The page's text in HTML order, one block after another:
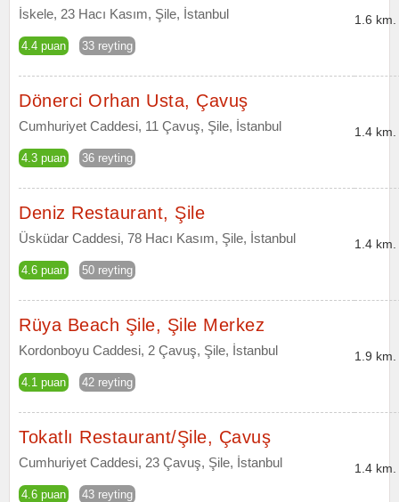
İskele, 23 Hacı Kasım, Şile, İstanbul
4.4 puan 33 reyting
1.6 km.
Dönerci Orhan Usta, Çavuş
Cumhuriyet Caddesi, 11 Çavuş, Şile, İstanbul
4.3 puan 36 reyting
1.4 km.
Deniz Restaurant, Şile
Üsküdar Caddesi, 78 Hacı Kasım, Şile, İstanbul
4.6 puan 50 reyting
1.4 km.
Rüya Beach Şile, Şile Merkez
Kordonboyu Caddesi, 2 Çavuş, Şile, İstanbul
4.1 puan 42 reyting
1.9 km.
Tokatlı Restaurant/Şile, Çavuş
Cumhuriyet Caddesi, 23 Çavuş, Şile, İstanbul
4.6 puan 43 reyting
1.4 km.